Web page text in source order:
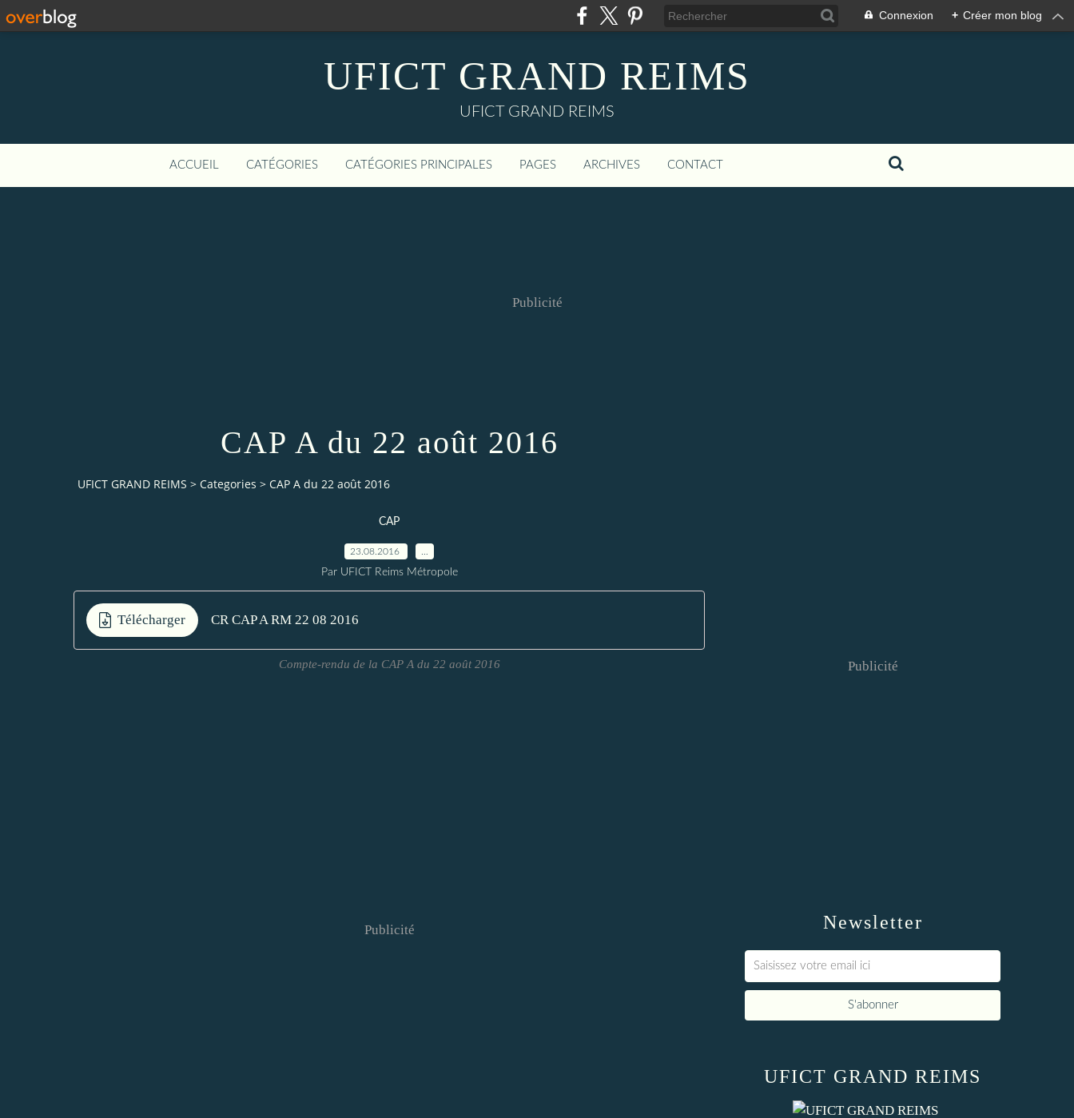
Connexion + Créer mon blog
UFICT GRAND REIMS
UFICT GRAND REIMS
ACCUEIL CATÉGORIES CATÉGORIES PRINCIPALES PAGES ARCHIVES CONTACT
Publicité
CAP A du 22 août 2016
UFICT GRAND REIMS > Categories > CAP A du 22 août 2016
CAP
23.08.2016
Par UFICT Reims Métropole
Télécharger CR CAP A RM 22 08 2016
Compte-rendu de la CAP A du 22 août 2016
Publicité Newsletter
Publicité
UFICT GRAND REIMS